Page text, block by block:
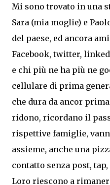
Mi sono trovato in una
Sara (mia moglie) e
del paese, ed ancora
Facebook, twitter,
e chi più ne ha più ne
cellulare di prima
che dura da ancor
ridono, ricordano il
rispettive famiglie,
assieme, anche una
contatto senza post,
Loro riescono a